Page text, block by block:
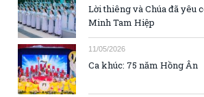
Lời thiêng và Chúa đã yêu
Minh Tam Hiệp
11/05/2026
Ca khúc: 75 năm Hồng Ân